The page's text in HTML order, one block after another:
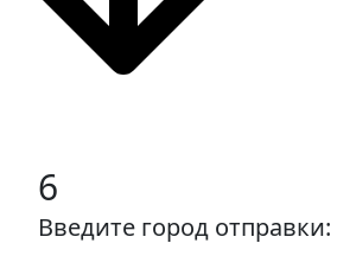
6
Введите город отправки: